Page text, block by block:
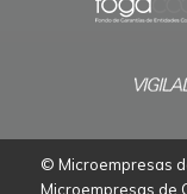
© Microempresas
Microempresas de